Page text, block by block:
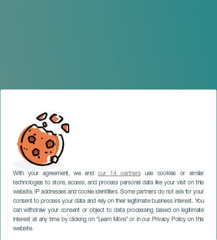
With your agreement, we andour 14 partnersuse cookies or similar
technologies to store, access, and process personal data like your visit on this
website, IP addresses and cookie identifiers. Some partners do not ask for your
consent to process your data and rely on their legitimate business interest. You
can withdraw your consent or object to data processing based on legitimate
interest at any time by clicking on “Learn More” or in our Privacy Policy on this
website.St. Pedro på konsert
TENERIFE